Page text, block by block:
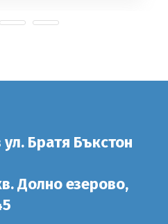
Братя Бъкстон
Долно езерово,